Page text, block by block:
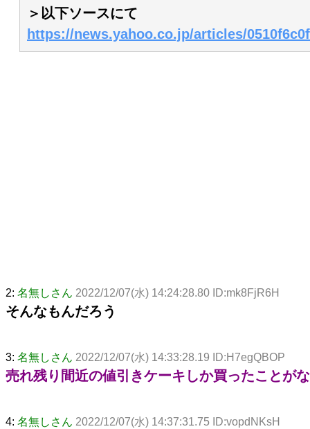
＞以下ソースにて
https://news.yahoo.co.jp/articles/
2: 名無しさん 2022/12/07(水) 14:24:28.80 ID:mk8FjR6H
そんなもんだろう
3: 名無しさん 2022/12/07(水) 14:33:28.19 ID:H7egQBOP
売れ残り間近の値引きケーキしか買ったことが
4: 名無しさん 2022/12/07(水) 14:37:31.75 ID:vopdNKsH